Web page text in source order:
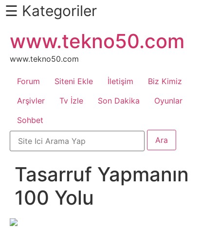
Daha
Fazlası
İçin
Kaydır
Android
Apk
Arabalar
Bankacılık
İşlemleri
☰ Kategoriler
atla
www.tekno50.com
www.tekno50.com
Forum Siteni Ekle İletişim
Biz Kimiz
Arşivler
Tv İzle Son Dakika
Oyunlar
Sohbet
Tasarruf Yapmanın
100 Yolu